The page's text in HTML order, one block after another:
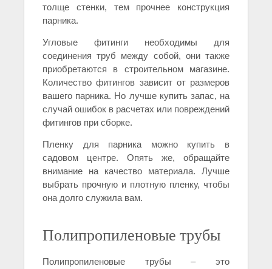
толще стенки, тем прочнее конструкция
парника.
Угловые фитинги необходимы для
соединения труб между собой, они также
приобретаются в строительном магазине.
Количество фитингов зависит от размеров
вашего парника. Но лучше купить запас, на
случай ошибок в расчетах или повреждений
фитингов при сборке.
Пленку для парника можно купить в
садовом центре. Опять же, обращайте
внимание на качество материала. Лучше
выбрать прочную и плотную пленку, чтобы
она долго служила вам.
Полипропиленовые трубы
Полипропиленовые трубы – это